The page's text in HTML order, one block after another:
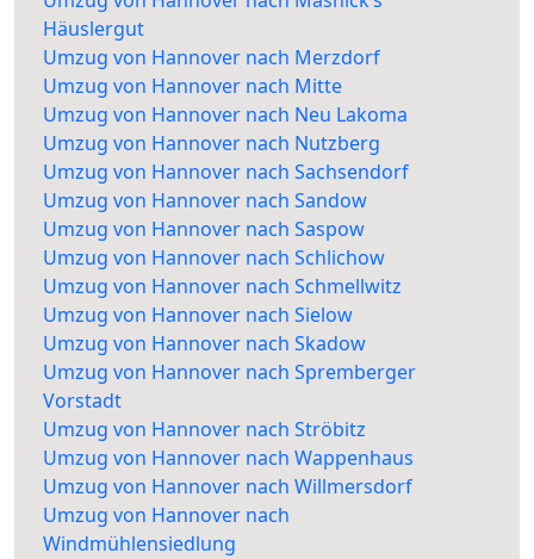
Häuslergut
Umzug von Hannover nach Merzdorf
Umzug von Hannover nach Mitte
Umzug von Hannover nach Neu Lakoma
Umzug von Hannover nach Nutzberg
Umzug von Hannover nach Sachsendorf
Umzug von Hannover nach Sandow
Umzug von Hannover nach Saspow
Umzug von Hannover nach Schlichow
Umzug von Hannover nach Schmellwitz
Umzug von Hannover nach Sielow
Umzug von Hannover nach Skadow
Umzug von Hannover nach Spremberger
Vorstadt
Umzug von Hannover nach Ströbitz
Umzug von Hannover nach Wappenhaus
Umzug von Hannover nach Willmersdorf
Umzug von Hannover nach
Windmühlensiedlung